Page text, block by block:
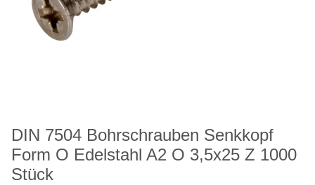
DIN 7504 Bohrschrauben Senkkopf
Form O Edelstahl A2 O 3,5x25 Z 1000
Stück